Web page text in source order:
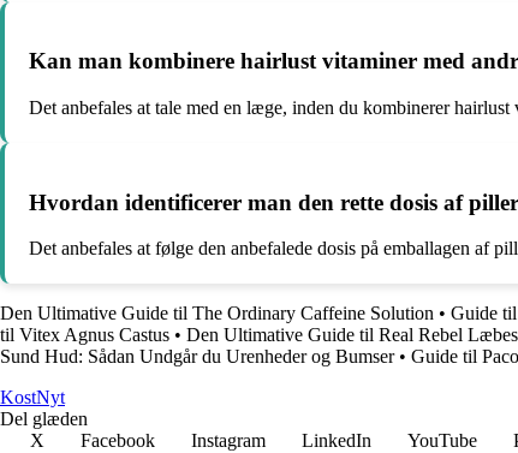
Kan man kombinere hairlust vitaminer med
Det anbefales at tale med en læge, inden du kombinerer
Hvordan identificerer man den rette dosis af
Det anbefales at følge den anbefalede dosis på emballagen af
Den Ultimative Guide til The Ordinary Caffeine Solution • Guide
til Vitex Agnus Castus • Den Ultimative Guide til Real Rebel
Sund Hud: Sådan Undgår du Urenheder og Bumser• Guide til
KostNyt
Del glæden
X
Facebook Instagram LinkedIn YouTube